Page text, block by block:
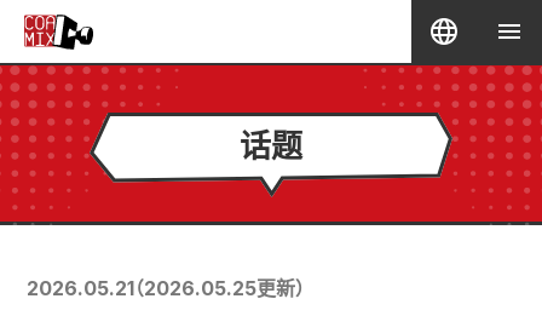
话题
2026.05.21（2026.05.25更新）